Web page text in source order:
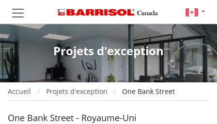
Projets d'exception
Accueil Projets d'exception One Bank Street
One Bank Street - Royaume-Uni